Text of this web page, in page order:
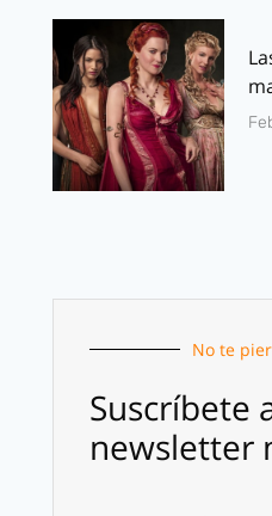
No te
Suscríbete
newsletter